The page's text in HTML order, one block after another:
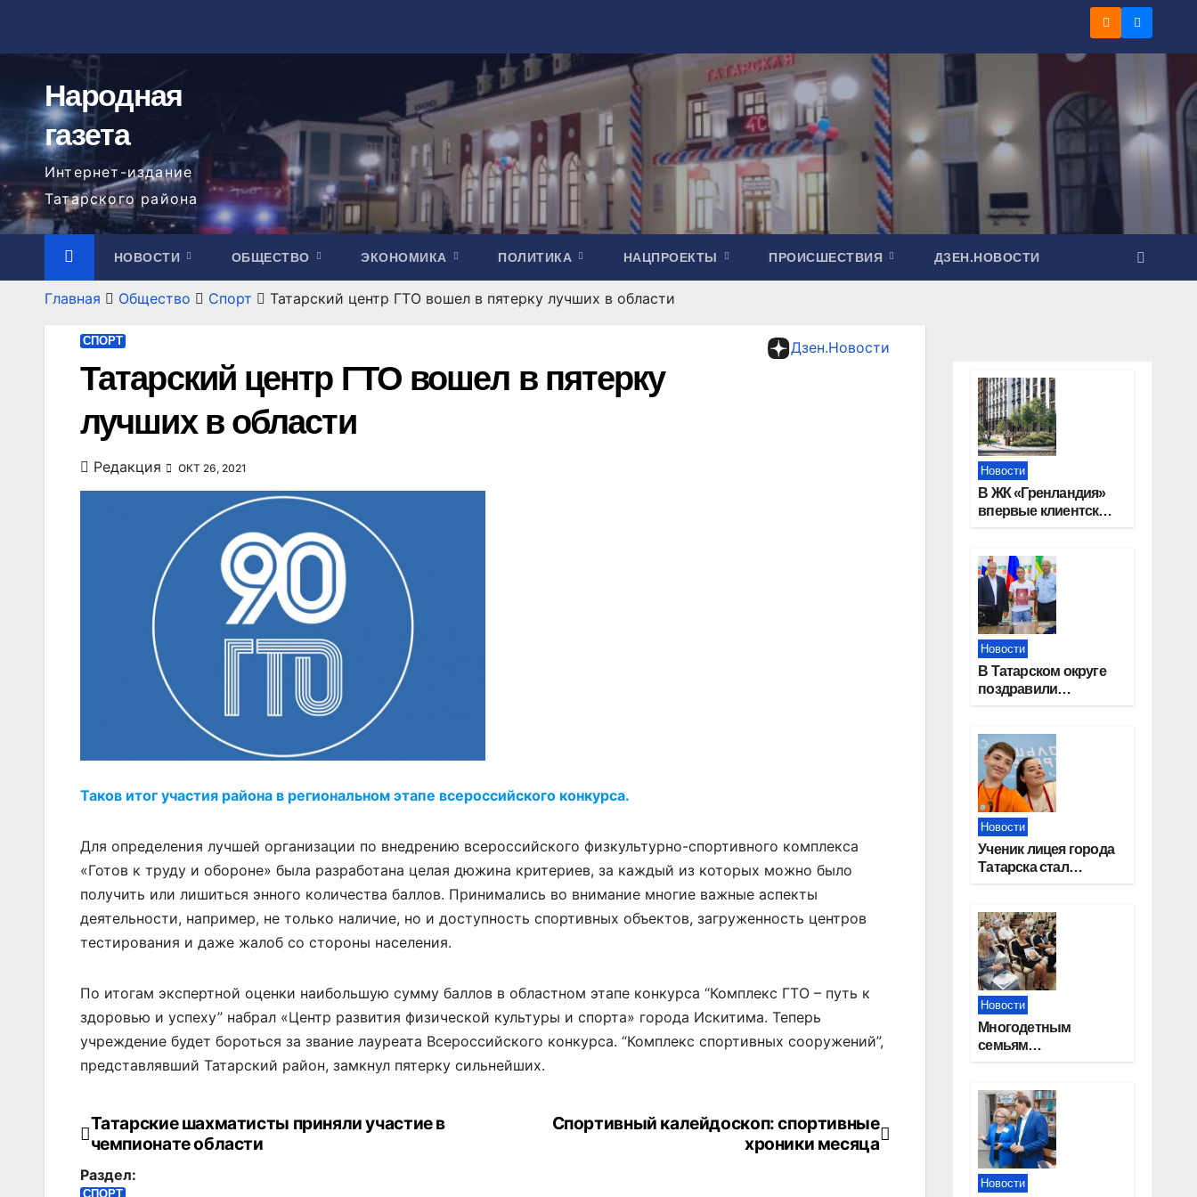
содержимому
Народная
газета
Интернет-издание
Татарского района
НОВОСТИ ОБЩЕСТВО ЭКОНОМИКА ПОЛИТИКА НАЦПРОЕКТЫ ПРОИСШЕСТВИЯ ДЗЕН.НОВОСТИ
Главная Общество Спорт Татарский центр ГТО вошел в пятерку лучших в области
Дзен.Новости
СПОРТ
Татарский центр ГТО вошел в пятерку
лучших в области
Редакция ОКТ 26, 2021
Таков итог участия района в региональном этапе всероссийского конкурса.
Для определения лучшей организации по внедрению всероссийского физкультурно-спортивного комплекса
«Готов к труду и обороне» была разработана целая дюжина критериев, за каждый из которых можно было
получить или лишиться энного количества баллов. Принимались во внимание многие важные аспекты
деятельности, например, не только наличие, но и доступность спортивных объектов, загруженность центров
тестирования и даже жалоб со стороны населения.
По итогам экспертной оценки наибольшую сумму баллов в областном этапе конкурса “Комплекс ГТО – путь к
здоровью и успеху” набрал «Центр развития физической культуры и спорта» города Искитима. Теперь
учреждение будет бороться за звание лауреата Всероссийского конкурса. “Комплекс спортивных сооружений”,
представлявший Татарский район, замкнул пятерку сильнейших.
Навигация
по
Спортивный калейдоскоп: спортивные
хроники месяца
Татарские шахматисты приняли участие в
чемпионате области
Раздел:
СПОРТ
Новости
В ЖК «Гренландия»
впервые клиентские
группы компаний
«СОЮЗ»
Новости
В Татарском округе
поздравили
отрасли
Новости
Ученик лицея города
Татарска стал
Новости
Многодетным
семьям
сертификаты на
приобретение
автомобилей
Новости